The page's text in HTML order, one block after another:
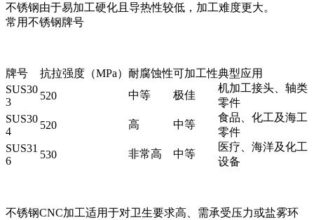
不锈钢由于易加工硬化且导热性较低，加工难度更大。
常用不锈钢牌号
牌号 抗拉强度（MPa） 耐腐蚀性可加工性典型应用
SUS30
3
520 中等 极佳
机加工接头、轴类
零件
SUS30
4
520 高 中等
食品、化工及海工
零件
SUS31
6
530 非常高 中等
医疗、海洋及化工
设备
不锈钢CNC加工适用于对卫生要求高、需承受压力或盐雾环